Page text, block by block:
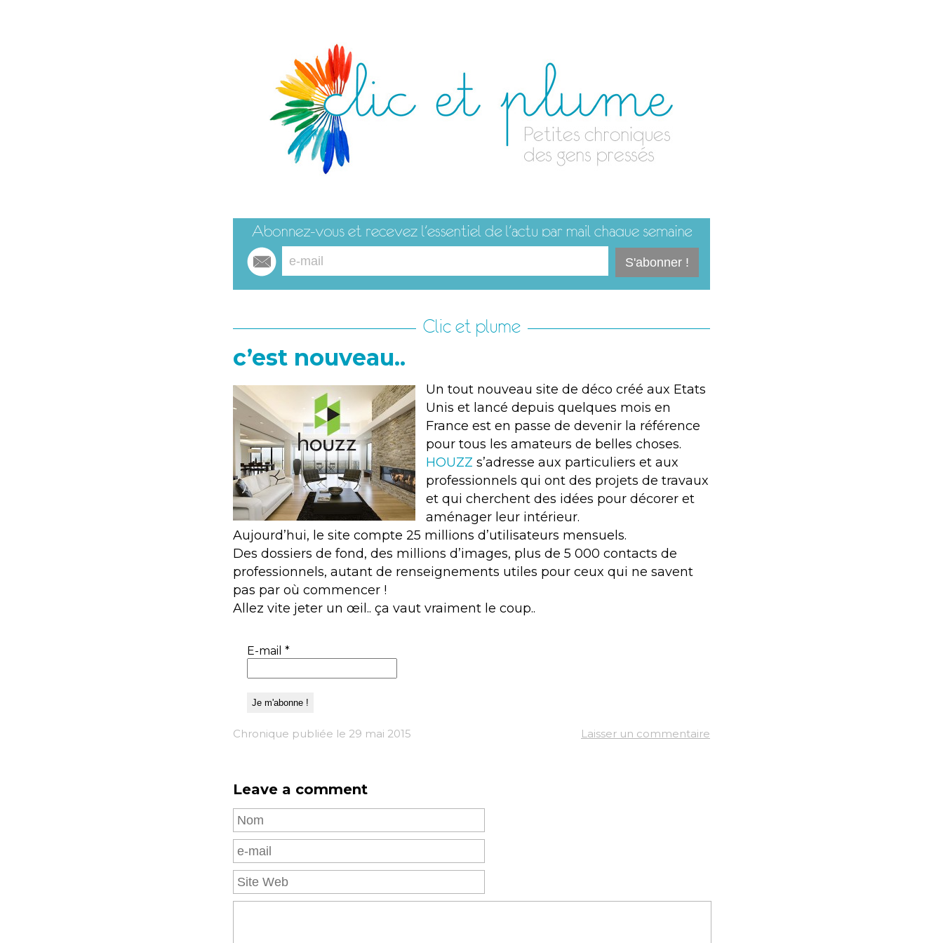
Clic et plume
c’est nouveau..
Un tout nouveau site de déco créé aux Etats
Unis et lancé depuis quelques mois en
France est en passe de devenir la référence
pour tous les amateurs de belles choses.
HOUZZ s’adresse aux particuliers et aux
professionnels qui ont des projets de travaux
et qui cherchent des idées pour décorer et
aménager leur intérieur.
Aujourd’hui, le site compte 25 millions d’utilisateurs mensuels.
Des dossiers de fond, des millions d’images, plus de 5 000 contacts de
professionnels, autant de renseignements utiles pour ceux qui ne savent
pas par où commencer !
Allez vite jeter un œil.. ça vaut vraiment le coup..
E-mail *
Chronique publiée le 29 mai 2015 Laisser un commentaire
Leave a comment